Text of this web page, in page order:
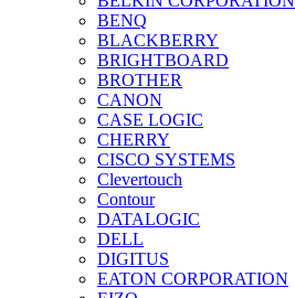
BENQ
BLACKBERRY
BRIGHTBOARD
BROTHER
CANON
CASE LOGIC
CHERRY
CISCO SYSTEMS
Clevertouch
Contour
DATALOGIC
DELL
DIGITUS
EATON CORPORATION